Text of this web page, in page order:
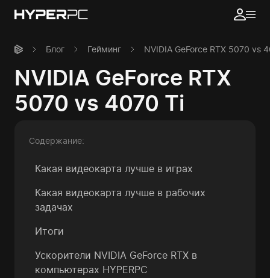
Блог Гейминг NVIDIA GeForce RTX 5070 vs
NVIDIA GeForce RTX
5070 vs 4070 Ti
Содержание:
Какая видеокарта лучше в играх
Какая видеокарта лучше в рабочих
задачах
Итоги
Ускорители NVIDIA GeForce RTX в
компьютерах HYPERPC